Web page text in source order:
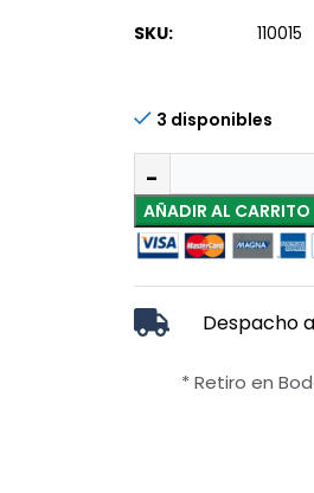
SKU: 110015
3 disponibles
AÑADIR AL CARRITO
Despacho
* Retiro en